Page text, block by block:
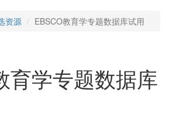
资源 EBSCO教育学专题数据库试用
育学专题数据库